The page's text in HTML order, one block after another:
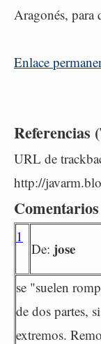
Aragonés, para
Enlace
Referencias
URL de
http://
Comentarios
1
De: jose
se "suelen
de dos partes,
extremos.